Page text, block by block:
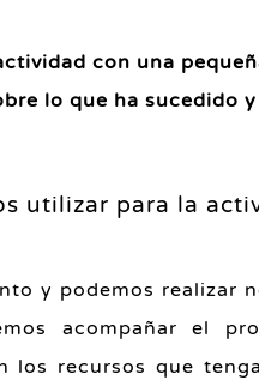
con una
lo que ha sucedido
utilizar para la
y podemos realizar
acompañar el
los recursos que